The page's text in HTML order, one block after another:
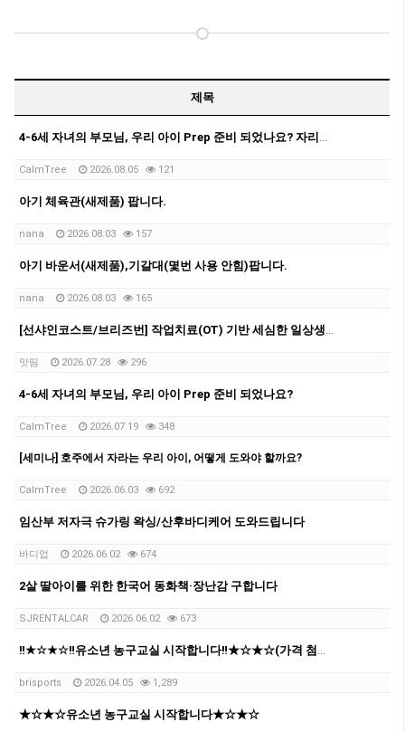
제목
4-6세 자녀의 부모님, 우리 아이 Prep 준비 되었나요? 자리가 몇게 남지 않았습니다.
CalmTree 2026.08.05 121
아기 체육관(새제품) 팝니다.
nana 2026.08.03 157
아기 바운서(새제품),기갈대(몇번 사용 안힘)팝니다.
nana 2026.08.03 165
[선샤인코스트/브리즈번] 작업치료(OT) 기반 세심한 일상생활 지원 & 아이 돌봄 (자차 보유)
앗띰 2026.07.28 296
4-6세 자녀의 부모님, 우리 아이 Prep 준비 되었나요?
CalmTree 2026.07.19 348
[세미나] 호주에서 자라는 우리 아이, 어떻게 도와야 할까요?
CalmTree 2026.06.03 692
임산부 저자극 슈가링 왁싱/산후바디케어 도와드립니다
바디업 2026.06.02 674
2살 딸아이를 위한 한국어 동화책·장난감 구합니다
SJRENTALCAR 2026.06.02 673
‼️★☆★☆‼️유소년 농구교실 시작합니다‼️★☆★☆(가격 첨부 및 인스타 링크 추가)‼️‼️
brisports 2026.04.05 1,289
★☆★☆유소년 농구교실 시작합니다★☆★☆